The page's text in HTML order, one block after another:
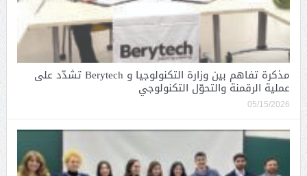
مذكرة تفاهم بين وزارة التكنولوجيا و Berytech تشدّد على
عملية الرقمنة والتحوّل التكنولوجي
05/15/2026